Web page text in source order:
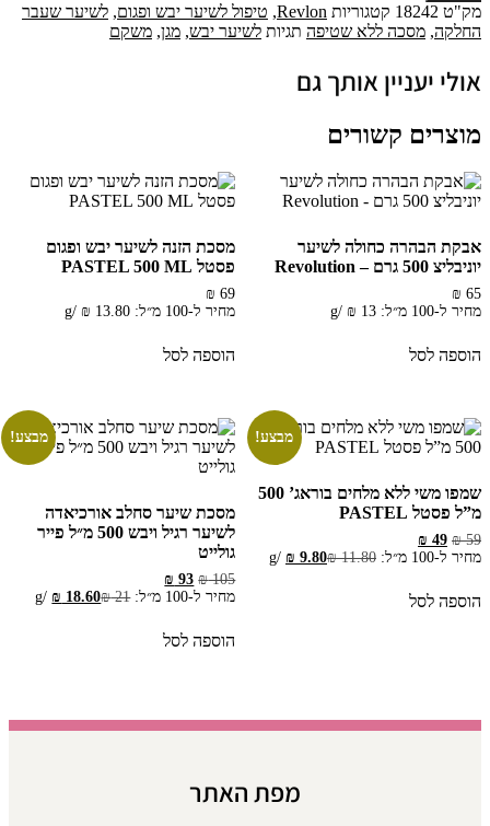
ללא
שטיפה
-
מק"ט 18242 קטגוריות Revlon
, טיפול לשיער יבש ופגום, לשיער שעבר
החלקה, מסכה ללא שטיפה תגיות לשיער יבש, מגן, משקם
אולי יעניין אותך גם
מוצרים קשורים
אבקת הבהרה כחולה לשיער
יוניבליצ 500 גרם – Revolution
₪ 65
מחיר ל-100 מ״ל:
₪ 13
/
g
הוספה לסל
מסכת הזנה לשיער יבש ופגום
פסטל PASTEL 500 ML
₪ 69
מחיר ל-100 מ״ל:
₪ 13.80
/
g
הוספה לסל
מבצע!
שמפו משי ללא מלחים בוראג’ 500
מ”ל פסטל PASTEL
₪59
המחיר
המקורי
₪ 49
המחיר
הנוכחי
₪ 49.
מחיר ל-100 מ״ל: ₪11.80
₪ 9.80
/
g
הוספה לסל
מבצע!
מסכת שיער סחלב אורכיאדה
לשיער רגיל ויבש 500 מ״ל פייר
גולייט
₪105
המחיר
המקורי
₪ 105.
₪ 93
המחיר
הנוכחי
₪ 93.
מחיר ל-100 מ״ל: ₪21
₪ 18.60
/
g
הוספה לסל
מפת האתר